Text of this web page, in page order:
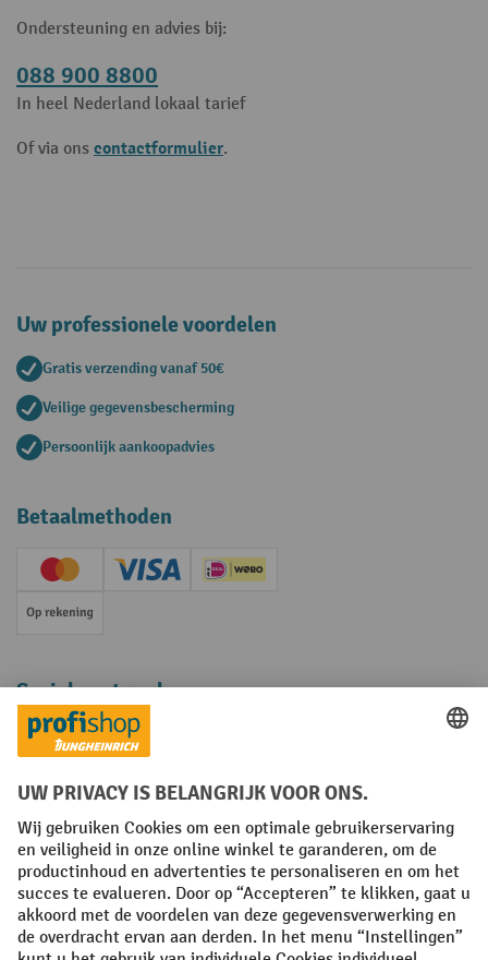
Ondersteuning en advies bij:
088 900 8800
In heel Nederland lokaal tarief
Of via ons contactformulier.
Uw professionele voordelen
Gratis verzending vanaf 50€
Veilige gegevensbescherming
Persoonlijk aankoopadvies
Betaalmethoden
Creditcard (Master)Creditcard (Visa)iDEAL | Wero
Op rekening
Sociale netwerken
Facebook
YouTube
LinkedInInstagram
Algemene leveringsvoorwaarden Copyright
Privacyverklaring Privacy Instellingen
All prices excl. VAT plusshipping costs and possible delivery charges,